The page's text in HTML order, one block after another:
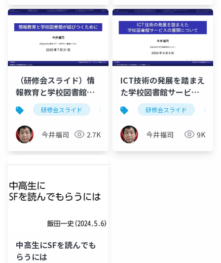
（研修会スライド）情
報教育と学校図書館が
結びつくために
研修会スライド ict技術 学校図書館
今井福司 2.7K
ICT技術の発展を踏まえ
た学校図書館サービス
の展開について
研修会スライド
今井福司 9K
中高生にSFを読んでも
らうには